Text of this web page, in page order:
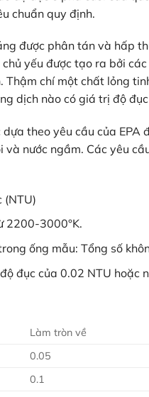
đo PH
điện cực, độ măn ngọt
dung dịch hiệu chuẩn
chuẩn quy định.
được phân tán và hấp
yếu được tạo ra bởi
chí một chất lỏng
dịch nào có giá trị độ
theo yêu cầu của EPA
nước ngầm. Các yêu
(NTU)
2200-3000°K.
ống mẫu: Tổng số
đục của 0.02 NTU hoặc
Làm tròn về
0.05
0.1